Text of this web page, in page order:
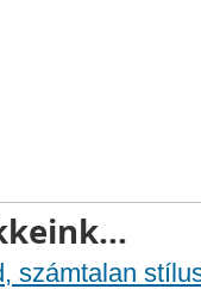
számtalan